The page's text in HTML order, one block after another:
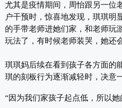
尤其是疫情期间，周怡跟另一位
户干预时，惊喜地发现，琪琪明
的手带老师进她们家，和老师玩
玩法了，有时候老师装哭，她还
琪琪妈后续在看到孩子各方面的
琪的刻板行为逐渐减轻时，决意
“因为我们家孩子起点低，所以